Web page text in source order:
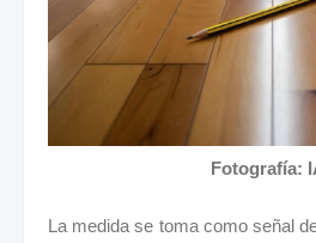
Fotografía:
La medida se toma como señal